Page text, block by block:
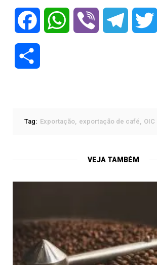
Facebook WhatsApp Viber Telegram
Tag: Exportação exportação de café OIC
VEJA TAMBÉM